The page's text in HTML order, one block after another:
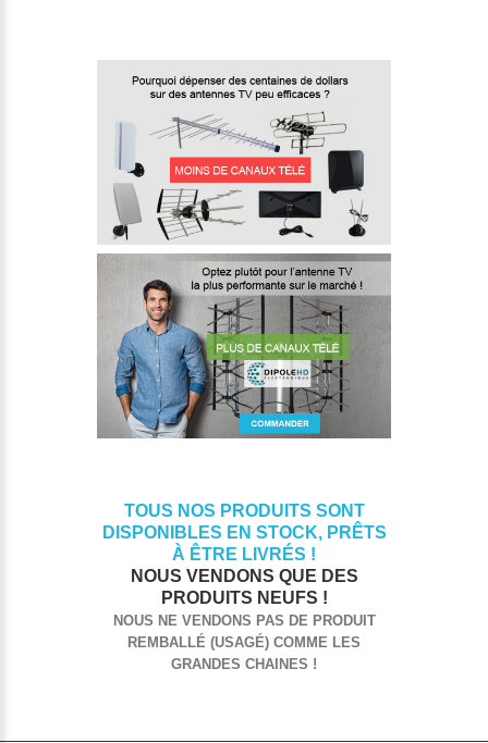
TOUS NOS PRODUITS SONT
DISPONIBLES EN STOCK, PRÊTS
À ÊTRE LIVRÉS !
NOUS VENDONS QUE DES
PRODUITS NEUFS !
NOUS NE VENDONS PAS DE PRODUIT
REMBALLÉ (USAGÉ) COMME LES
GRANDES CHAINES !